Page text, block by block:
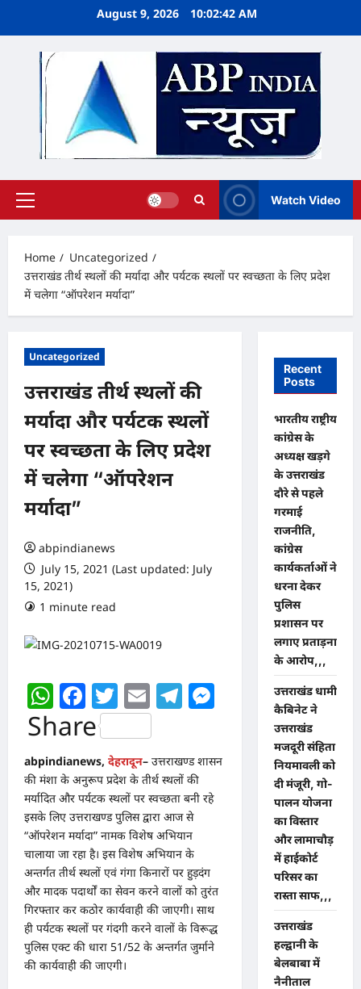
August 9, 2026 10:02:43 AM
Primary
Watch Video
Home
Uncategorized
उत्तराखंड तीर्थ स्थलों की मर्यादा और पर्यटक स्थलों पर स्वच्छता के लिए प्रदेश
में चलेगा “ऑपरेशन मर्यादा”
Uncategorized
उत्तराखंड तीर्थ स्थलों की
मर्यादा और पर्यटक स्थलों
पर स्वच्छता के लिए प्रदेश
में चलेगा “ऑपरेशन
मर्यादा”
abpindianews
July 15, 2021 (Last updated: July
15, 2021)
1 minute read
WhatsApp
Facebook
Twitter
EmailTelegram
Messenger
Share
abpindianews, देहरादून– उत्तराखण्ड शासन
की मंशा के अनुरूप प्रदेश के तीर्थ स्थलों की
मर्यादित और पर्यटक स्थलों पर स्वच्छता बनी रहे
इसके लिए उत्तराखण्ड पुलिस द्वारा आज से
“ऑपरेशन मर्यादा” नामक विशेष अभियान
चालाया जा रहा है। इस विशेष अभियान के
अन्तर्गत तीर्थ स्थलों एवं गंगा किनारों पर हुड़दंग
और मादक पदार्थों का सेवन करने वालों को तुरंत
गिरफ्तार कर कठोर कार्यवाही की जाएगी। साथ
ही पर्यटक स्थलों पर गंदगी करने वालों के विरूद्ध
पुलिस एक्ट की धारा 51/52 के अन्तर्गत जुर्माने
की कार्यवाही की जाएगी।
Recent
Posts
भारतीय राष्ट्रीय
कांग्रेस के
अध्यक्ष खड़गे
के उत्तराखंड
दौरे से पहले
गरमाई
राजनीति,
कांग्रेस
कार्यकर्ताओं ने
धरना देकर
पुलिस
प्रशासन पर
लगाए प्रताड़ना
के आरोप,,,
उत्तराखंड धामी
कैबिनेट ने
उत्तराखंड
मजदूरी संहिता
नियमावली को
दी मंजूरी, गो-
पालन योजना
का विस्तार
और लामाचौड़
में हाईकोर्ट
परिसर का
रास्ता साफ,,,
उत्तराखंड
हल्द्वानी के
बेलबाबा में
नैनीताल